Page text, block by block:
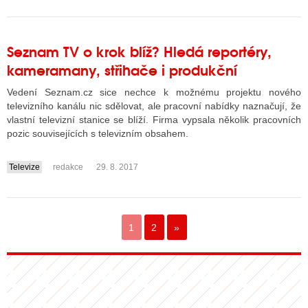
Seznam TV o krok blíž? Hledá reportéry,
kameramany, střihače i produkční
Vedení Seznam.cz sice nechce k možnému projektu nového
televizního kanálu nic sdělovat, ale pracovní nabídky naznačují, že
vlastní televizní stanice se blíží. Firma vypsala několik pracovních
pozic souvisejících s televizním obsahem.
....
Televize redakce 29. 8. 2017
1 2 »